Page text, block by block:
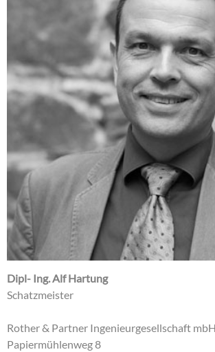
Dipl- Ing. Alf Hartung
Schatzmeister
Rother & Partner Ingenieurgesellschaft mbH
Papiermühlenweg 8